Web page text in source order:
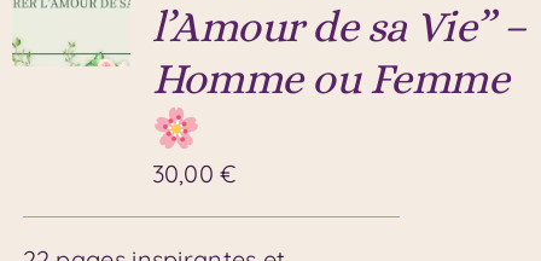
l’Amour de sa Vie” –
Homme ou Femme
30,00€